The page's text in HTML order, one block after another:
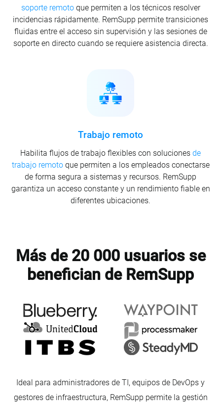
soporte remotoque permiten a los técnicos resolver
incidencias rápidamente. RemSupp permite transiciones
fluidas entre el acceso sin supervisión y las sesiones de
soporte en directo cuando se requiere asistencia directa.
Trabajo remoto
Habilita flujos de trabajo flexibles con soluciones de
trabajo remotoque permiten a los empleados conectarse
de forma segura a sistemas y recursos. RemSupp
garantiza un acceso constante y un rendimiento fiable en
diferentes ubicaciones.
Más de 20 000 usuarios se
benefician de RemSupp
Ideal para administradores de TI, equipos de DevOps y
gestores de infraestructura, RemSupp permite la gestión